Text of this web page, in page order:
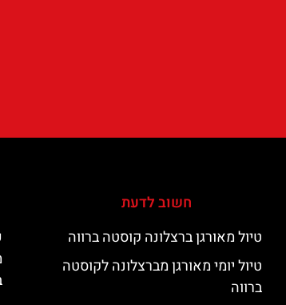
חשוב לדעת
טיול מאורגן ברצלונה קוסטה ברווה
טיול יומי מאורגן מברצלונה לקוסטה
ברווה